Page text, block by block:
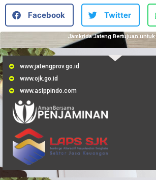
Facebook Twitter
Jamkrida Jateng Bertujuan untuk
www.jatengprov.go.id
www.ojk.go.id
www.asippindo.com